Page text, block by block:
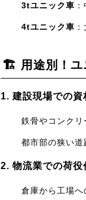
3tユニック車
4tユニック車
🏗️ 用途別！ユ
1. 建設現場での資
鉄骨やコンクリ
都市部の狭い道
2. 物流業での荷役
倉庫から工場へ